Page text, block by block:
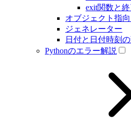
exit関数と
オブジェクト指
ジェネレーター
日付と日付時刻
Pythonのエラー解説